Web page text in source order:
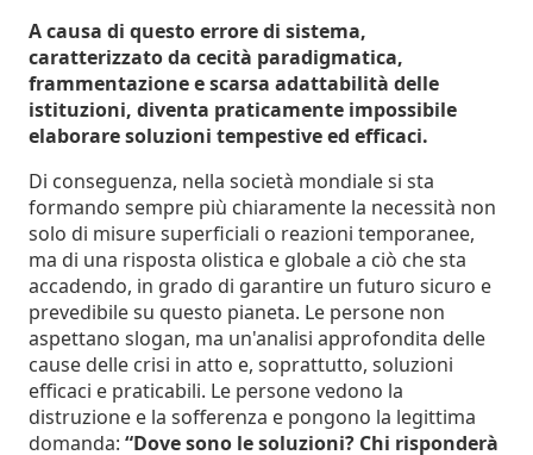
A causa di questo errore di sistema,
caratterizzato da cecità paradigmatica,
frammentazione e scarsa adattabilità delle
istituzioni, diventa praticamente impossibile
elaborare soluzioni tempestive ed efficaci.
Di conseguenza, nella società mondiale si sta
formando sempre più chiaramente la necessità non
solo di misure superficiali o reazioni temporanee,
ma di una risposta olistica e globale a ciò che sta
accadendo, in grado di garantire un futuro sicuro e
prevedibile su questo pianeta. Le persone non
aspettano slogan, ma un'analisi approfondita delle
cause delle crisi in atto e, soprattutto, soluzioni
efficaci e praticabili. Le persone vedono la
distruzione e la sofferenza e pongono la legittima
domanda: “Dove sono le soluzioni? Chi risponderà